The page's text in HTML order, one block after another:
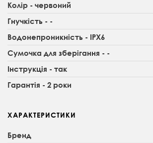
Колір - червоний
Гнучкість - -
Водонепроникність - IPX6
Сумочка для зберігання - -
Інструкція - так
Гарантія - 2 роки
ХАРАКТЕРИСТИКИ
Бренд